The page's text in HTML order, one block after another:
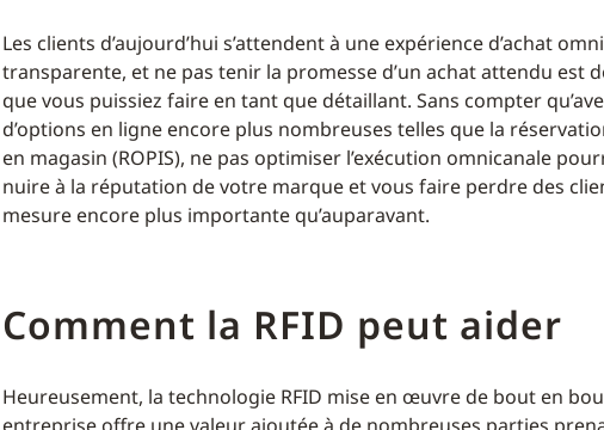
Les clients d’aujourd’hui s’attendent à une expérience d’achat
transparente, et ne pas tenir la promesse d’un achat attendu est
que vous puissiez faire en tant que détaillant. Sans compter
d’options en ligne encore plus nombreuses telles que la
en magasin (ROPIS), ne pas optimiser l’exécution omnicanale
nuire à la réputation de votre marque et vous faire perdre des
mesure encore plus importante qu’auparavant.
Comment la RFID peut aider
Heureusement, la technologie RFID mise en œuvre de bout en